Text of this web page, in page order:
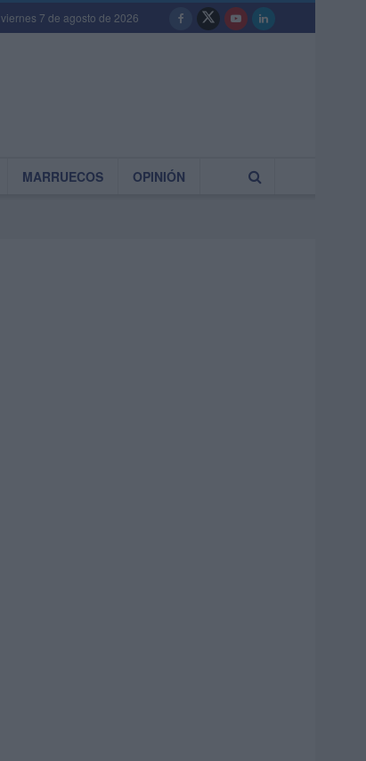
viernes 7 de agosto de 2026
MARRUECOS OPINIÓN